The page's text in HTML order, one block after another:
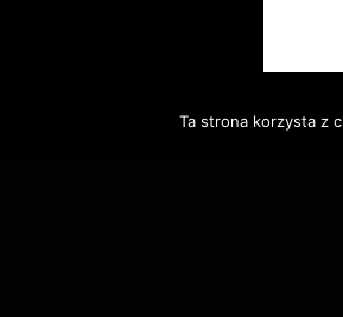
Ta strona korzysta z